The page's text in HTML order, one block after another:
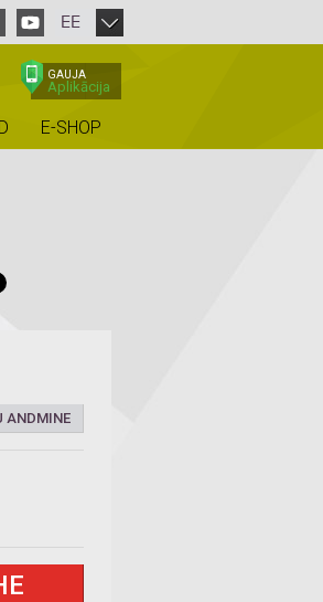
EE
GAUJA
Aplikācija
E-SHOP
ANDMINE